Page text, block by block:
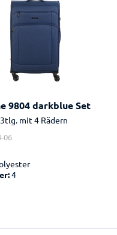
9804 darkblue Set
mit 4 Rädern
06
4